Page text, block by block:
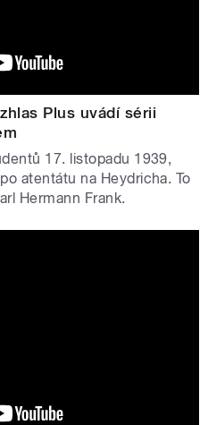
Plus uvádí sérii
17. listopadu 1939,
atentátu na Heydricha. To
Hermann Frank.